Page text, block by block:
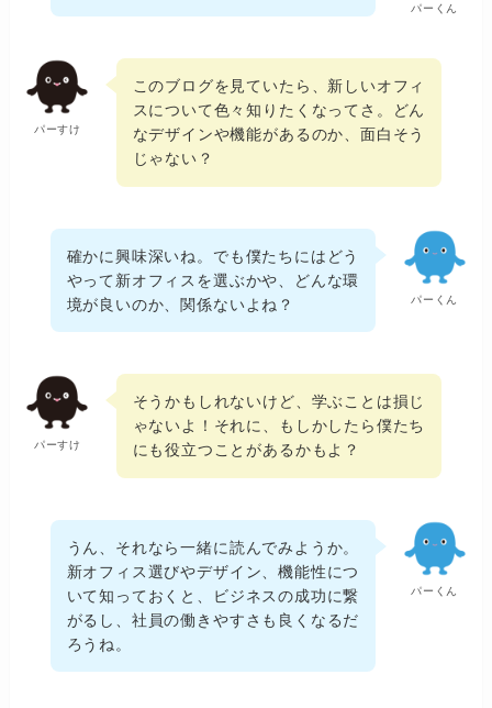
パーくん
パーすけ
このブログを見ていたら、新しいオフィ
スについて色々知りたくなってさ。どん
なデザインや機能があるのか、面白そう
じゃない？
パーくん
確かに興味深いね。でも僕たちにはどう
やって新オフィスを選ぶかや、どんな環
境が良いのか、関係ないよね？
パーすけ
そうかもしれないけど、学ぶことは損じ
ゃないよ！それに、もしかしたら僕たち
にも役立つことがあるかもよ？
パーくん
うん、それなら一緒に読んでみようか。
新オフィス選びやデザイン、機能性につ
いて知っておくと、ビジネスの成功に繋
がるし、社員の働きやすさも良くなるだ
ろうね。